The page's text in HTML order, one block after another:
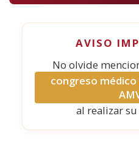
AVISO
No olvide
congreso
al realizar